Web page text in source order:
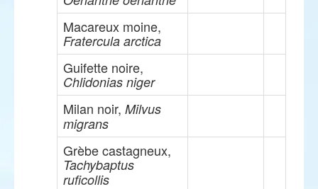
Macareux moine,
Fratercula arctica
Guifette noire,
Chlidonias niger
Milan noir, Milvus
migrans
Grèbe castagneux,
Tachybaptus
ruficollis